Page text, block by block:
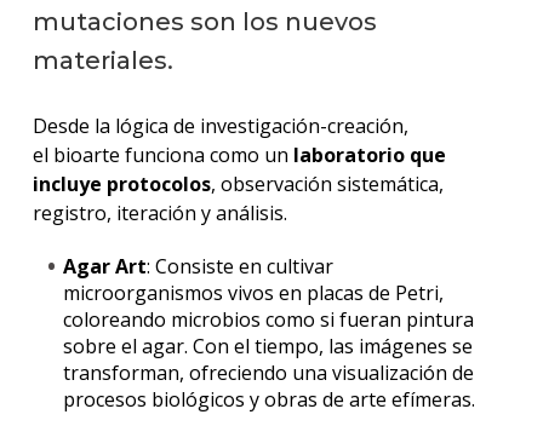
mutaciones son los nuevos
materiales.
Desde la lógica de investigación-creación,
el bioarte funciona como un laboratorio que
incluye protocolos, observación sistemática,
registro, iteración y análisis.
Agar Art: Consiste en cultivar
microorganismos vivos en placas de Petri,
coloreando microbios como si fueran pintura
sobre el agar. Con el tiempo, las imágenes se
transforman, ofreciendo una visualización de
procesos biológicos y obras de arte efímeras.